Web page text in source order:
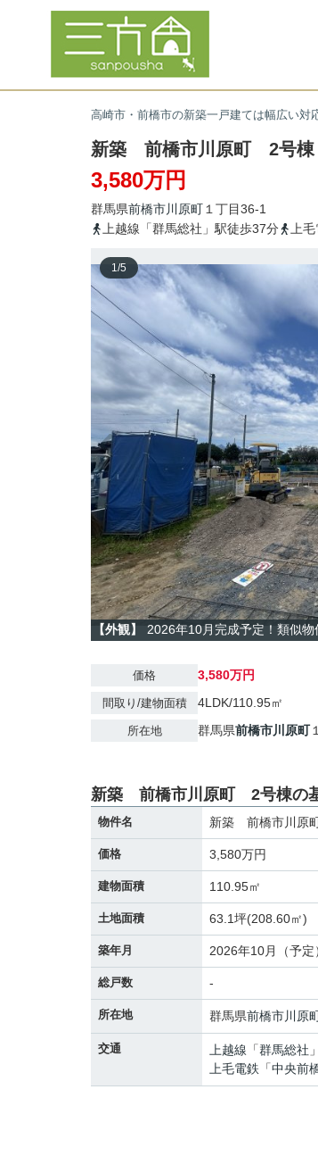
高崎市・前橋市の新築一戸建ては幅広い対
新築 前橋市川原町 2号棟
3,580万円
群馬県前橋市川原町 １丁目36-1
上越線「群馬総社」駅徒歩37分
上
1/5
【外観】 2026年10月完成予定！類似
価格 3,580万円
間取り/建物面積 4LDK/110.95㎡
所在地 群馬県前橋市川原町
新築 前橋市川原町 2号棟の
物件名 新築 前橋市川原
価格 3,580万円
建物面積 110.95㎡
土地面積 63.1坪(208.60㎡)
築年月 2026年10月（予定
総戸数 -
所在地 群馬県前橋市川原
交通 上越線 「群馬総社
上毛電鉄 「中央前